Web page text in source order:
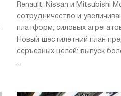
Renault, Nissan и Mitsubishi
сотрудничество и
платформ, силовых
Новый шестилетний план
серъезных целей: выпуск
...